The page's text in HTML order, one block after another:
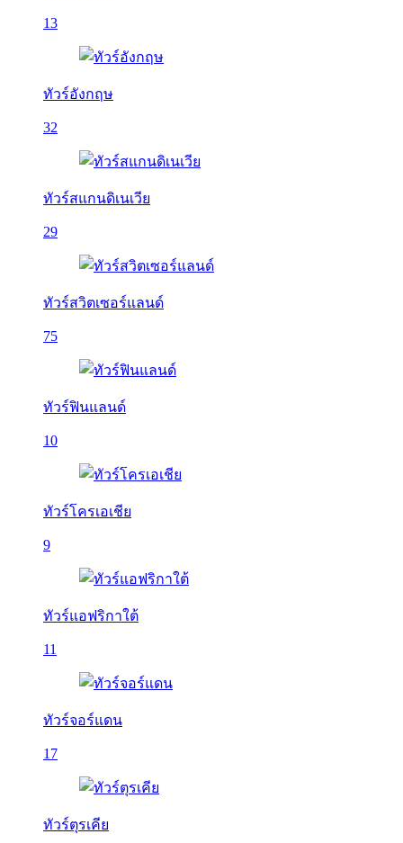
13
ทัวร์อังกฤษ
32
ทัวร์สแกนดิเนเวีย
29
ทัวร์สวิตเซอร์แลนด์
75
ทัวร์ฟินแลนด์
10
ทัวร์โครเอเชีย
9
ทัวร์แอฟริกาใต้
11
ทัวร์จอร์แดน
17
ทัวร์ตุรเคีย